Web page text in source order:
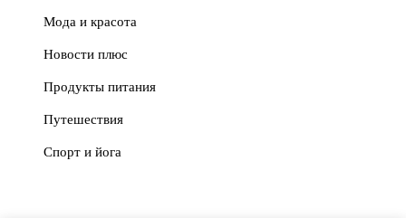
Мода и красота
Новости плюс
Продукты питания
Путешествия
Спорт и йога